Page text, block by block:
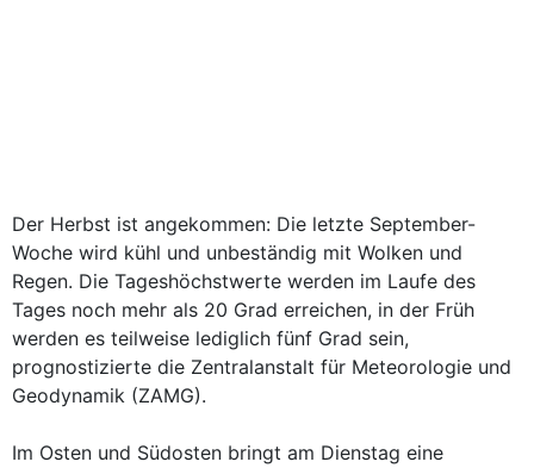
Der Herbst ist angekommen: Die letzte September-
Woche wird kühl und unbeständig mit Wolken und
Regen. Die Tageshöchstwerte werden im Laufe des
Tages noch mehr als 20 Grad erreichen, in der Früh
werden es teilweise lediglich fünf Grad sein,
prognostizierte die Zentralanstalt für Meteorologie und
Geodynamik (ZAMG).
Im Osten und Südosten bringt am Dienstag eine